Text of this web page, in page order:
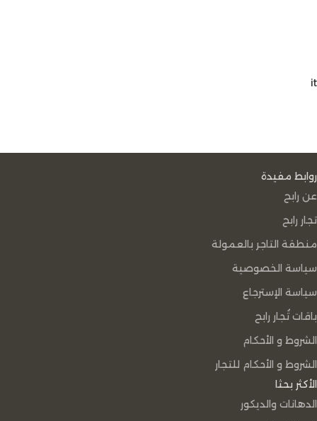
it
روابط مفيدة
عن رابح
تجار رابح
منطقة التاجر بالعمولة
سياسة الخصوصية
سياسة الإسترجاع
باقات تُجار رابح
الشروط و الأحكام
الشروط و الأحكام للتجار
الأكثر بحثا
الدهانات والديكور